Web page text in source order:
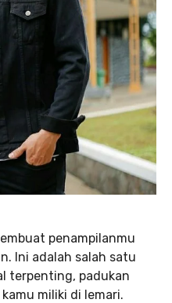
penampilanmu
Ini adalah salah satu
terpenting, padukan
miliki di lemari.